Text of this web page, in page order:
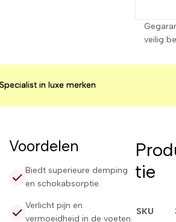
veilig
in luxe merken
in luxe merken
in luxe merken
Voordelen
Biedt superieure demping
en schokabsorptie.
Verlicht pijn en
vermoeidheid in de voeten.
tie
SKU